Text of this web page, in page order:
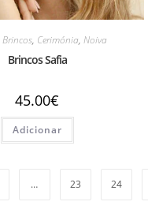
Brincos, Cerimónia, Noiva
Brincos Safia
45.00€
Adicionar
… 23 24